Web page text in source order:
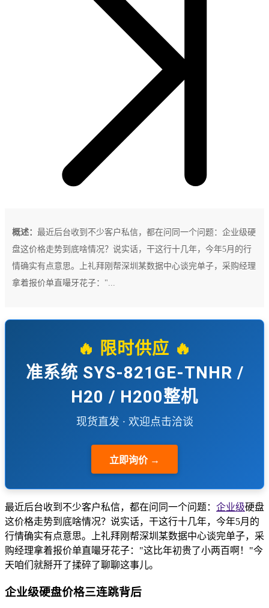
概述： 最近后台收到不少客户私信，都在问同一个问题：企业级硬
盘这价格走势到底啥情况？说实话，干这行十几年，今年5月的行
情确实有点意思。上礼拜刚帮深圳某数据中心谈完单子，采购经理
拿着报价单直嘬牙花子："...
🔥 限时供应 🔥
准系统 SYS-821GE-TNHR /
H20 / H200整机
现货直发 · 欢迎点击洽谈
立即询价 →
最近后台收到不少客户私信，都在问同一个问题： 企业级硬盘
这价格走势到底啥情况？说实话，干这行十几年，今年5月的
行情确实有点意思。上礼拜刚帮深圳某数据中心谈完单子，采
购经理拿着报价单直嘬牙花子："这比年初贵了小两百啊！"今
天咱们就掰开了揉碎了聊聊这事儿。
企业级硬盘价格三连跳背后